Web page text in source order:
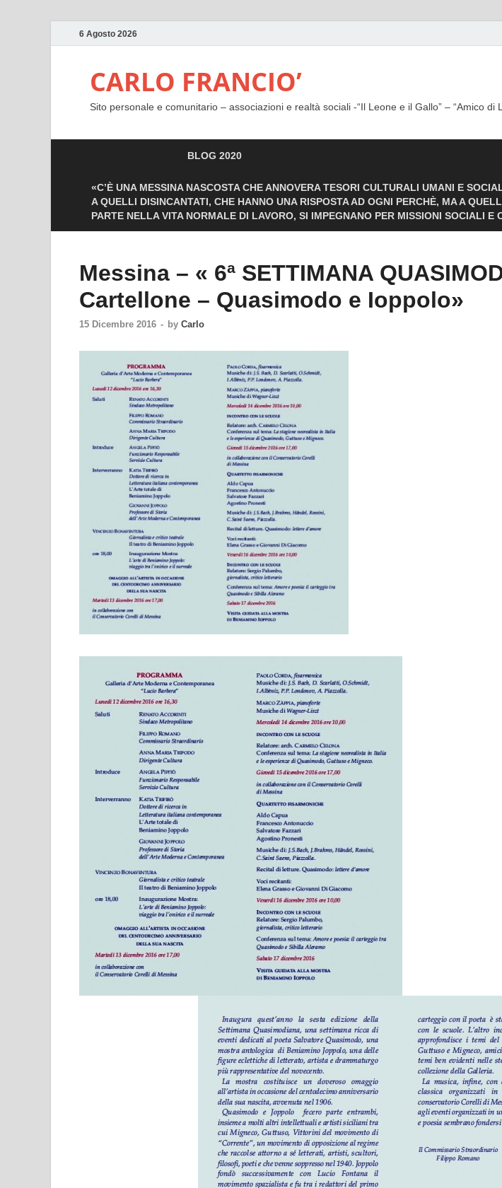
6 Agosto 2026
CARLO FRANCIO’
Sito personale e comunitario – associazioni e realtà sociali -“Il Leone e il Gallo” – “Amico di
BLOG 2020
«C’È UNA MESSINA NASCOSTA CHE ANNOVERA TESORI CULTURALI UMANI E
A QUELLI DISINCANTATI, CHE HANNO UNA RISPOSTA AD OGNI PERCHÈ, MA A
PARTE NELLA VITA NORMALE DI LAVORO, SI IMPEGNANO PER MISSIONI SOCIALI E
Messina – « 6ª SETTIMANA
Cartellone – Quasimodo e Ioppolo»
15 Dicembre 2016 - by Carlo